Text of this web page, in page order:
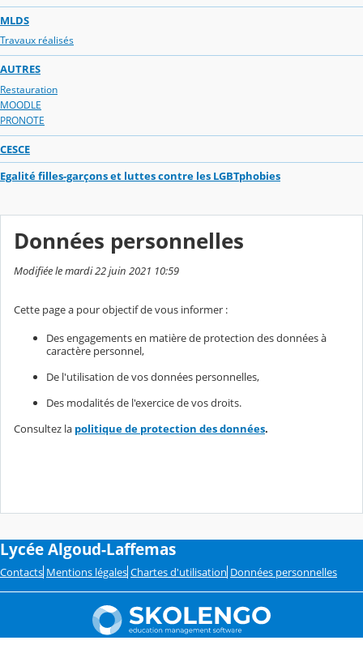
MLDS
Travaux réalisés
AUTRES
Restauration
MOODLE
PRONOTE
CESCE
Egalité filles-garçons et luttes contre les LGBTphobies
Données personnelles
Modifiée le mardi 22 juin 2021 10:59
Cette page a pour objectif de vous informer :
Des engagements en matière de protection des données à
caractère personnel,
De l'utilisation de vos données personnelles,
Des modalités de l'exercice de vos droits.
Consultez la politique de protection des données.
Lycée Algoud-Laffemas
Contacts Mentions légales Chartes d'utilisation Données personnelles